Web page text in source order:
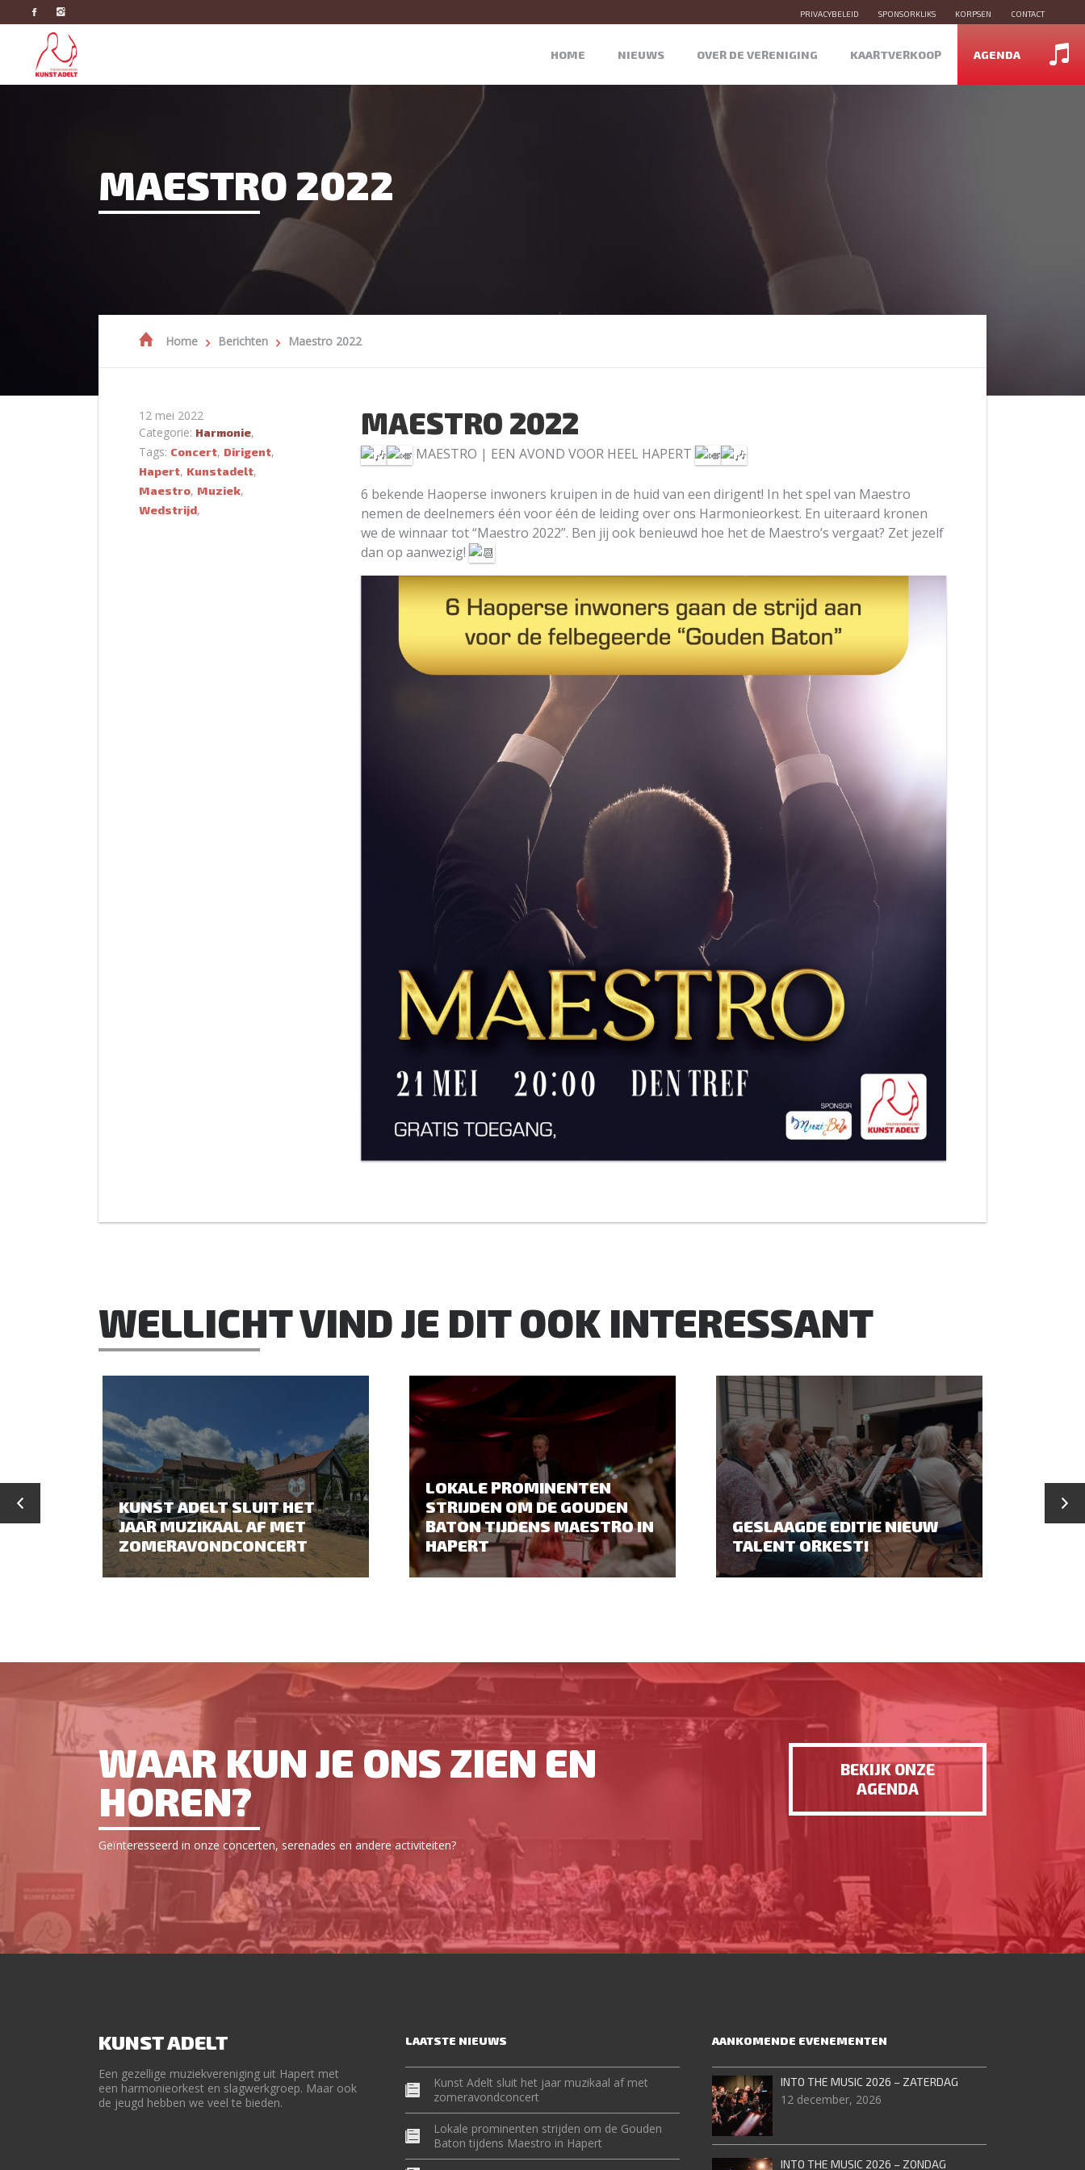
PRIVACYBELEID SPONSORKLIKS KORPSEN CONTACT
HOME NIEUWS OVER DE VERENIGING KAARTVERKOOP AGENDA
MAESTRO 2022
Home Berichten Maestro 2022
12 mei 2022
Categorie: Harmonie,
Tags: Concert, Dirigent,
Hapert, Kunstadelt,
Maestro, Muziek,
Wedstrijd,
MAESTRO 2022
MAESTRO | EEN AVOND VOOR HEEL HAPERT
6 bekende Haoperse inwoners kruipen in de huid van een dirigent! In het spel van Maestro
nemen de deelnemers één voor één de leiding over ons Harmonieorkest. En uiteraard kronen
we de winnaar tot “Maestro 2022”. Ben jij ook benieuwd hoe het de Maestro’s vergaat? Zet jezelf
dan op aanwezig!
WELLICHT VIND JE DIT OOK INTERESSANT
KUNST ADELT SLUIT HET
JAAR MUZIKAAL AF MET
ZOMERAVONDCONCERT
LOKALE PROMINENTEN
STRIJDEN OM DE GOUDEN
BATON TIJDENS MAESTRO IN
HAPERT
GESLAAGDE EDITIE NIEUW
TALENT ORKEST!
WAAR KUN JE ONS ZIEN EN
HOREN?
Geïnteresseerd in onze concerten, serenades en andere activiteiten?
BEKIJK ONZE
AGENDA
KUNST ADELT
Een gezellige muziekvereniging uit Hapert met
een harmonieorkest en slagwerkgroep. Maar ook
de jeugd hebben we veel te bieden.
LAATSTE NIEUWS
Kunst Adelt sluit het jaar muzikaal af met
zomeravondconcert
Lokale prominenten strijden om de Gouden
Baton tijdens Maestro in Hapert
AANKOMENDE EVENEMENTEN
INTO THE MUSIC 2026 – ZATERDAG
12 december, 2026
INTO THE MUSIC 2026 – ZONDAG